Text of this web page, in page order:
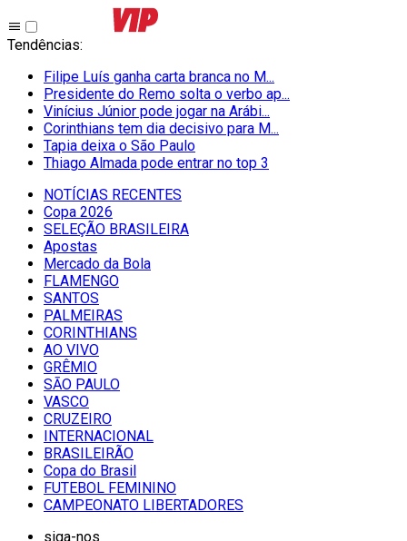
Tendências:
Filipe Luís ganha carta branca no M...
Presidente do Remo solta o verbo ap...
Vinícius Júnior pode jogar na Arábi...
Corinthians tem dia decisivo para M...
Tapia deixa o São Paulo
Thiago Almada pode entrar no top 3
NOTÍCIAS RECENTES
Copa 2026
SELEÇÃO BRASILEIRA
Apostas
Mercado da Bola
FLAMENGO
SANTOS
PALMEIRAS
CORINTHIANS
AO VIVO
GRÊMIO
SĀO PAULO
VASCO
CRUZEIRO
INTERNACIONAL
BRASILEIRÃO
Copa do Brasil
FUTEBOL FEMININO
CAMPEONATO LIBERTADORES
siga-nos